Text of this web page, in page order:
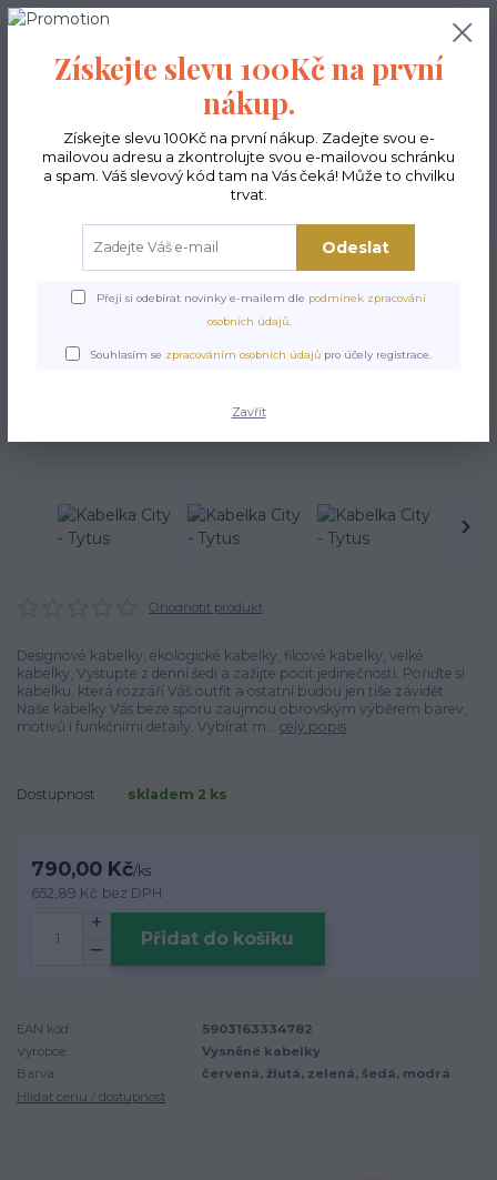
0,00 Kč
Kabelky ekologické Kabelky velké Kabelky City sv.šedé
Kabelka City - Tytus
Ohodnotit produkt
Designové kabelky, ekologické kabelky, filcové kabelky, velké
kabelky, Vystupte z denní šedi a zažijte pocit jedinečnosti. Pořiďte si
kabelku, která rozzáří Váš outfit a ostatní budou jen tiše závidět.
Naše kabelky Vás beze sporu zaujmou obrovským výběrem barev,
motivů i funkčními detaily. Vybírat m... celý popis
Dostupnost skladem 2 ks
790,00 Kč/ks
652,89 Kč bez DPH
Přidat do košíku
EAN kód:
5903163334782
Výrobce:
Vysněné kabelky
Barva:
červená, žlutá, zelená, šedá, modrá
Hlídat cenu / dostupnost
Získejte slevu 100Kč na první
nákup.
Získejte slevu 100Kč na první nákup. Zadejte svou e-
mailovou adresu a zkontrolujte svou e-mailovou schránku
a spam. Váš slevový kód tam na Vás čeká! Může to chvilku
trvat.
Odeslat
Přeji si odebírat novinky e-mailem dle podmínek zpracování
osobních údajů.
Souhlasím se zpracováním osobních údajů pro účely registrace.
Zavřít